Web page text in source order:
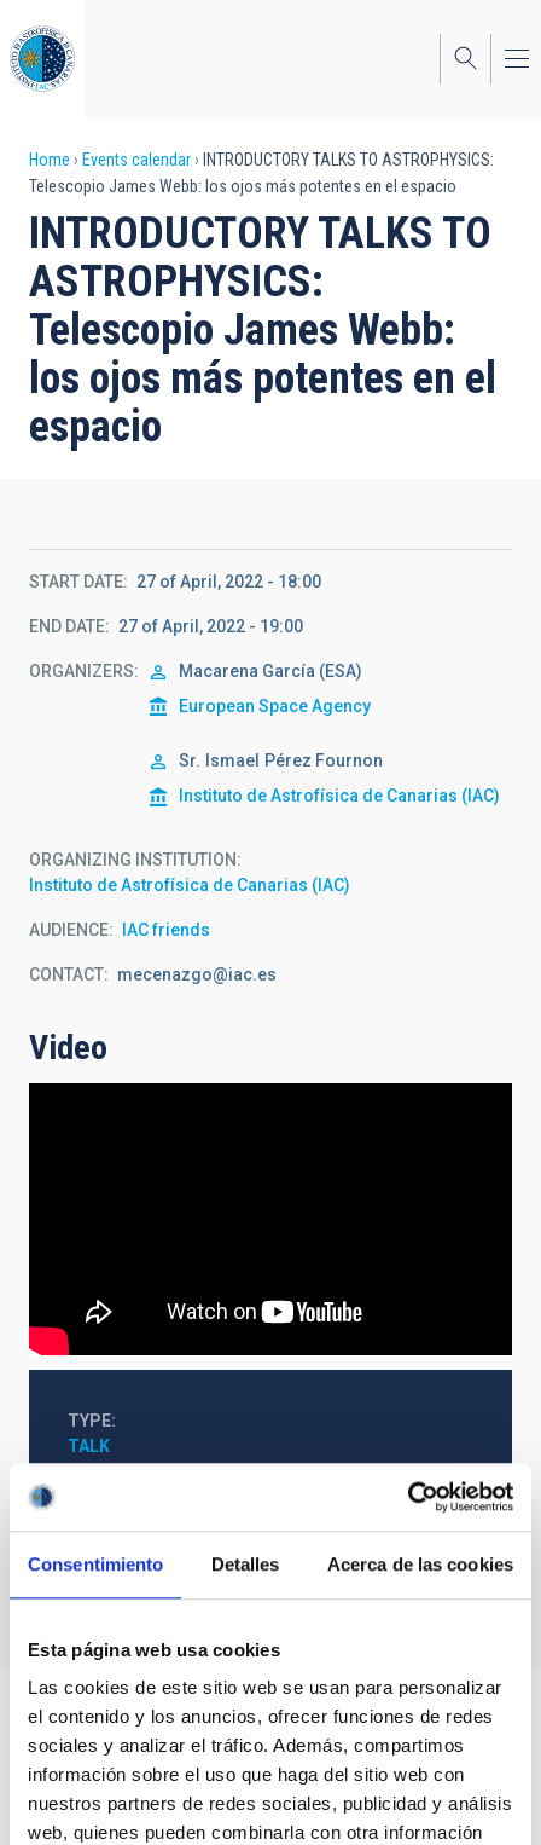
Consentimiento Detalles Acerca de las cookies
Esta página web usa cookies
Las cookies de este sitio web se usan para personalizar
el contenido y los anuncios, ofrecer funciones de redes
sociales y analizar el tráfico. Además, compartimos
información sobre el uso que haga del sitio web con
nuestros partners de redes sociales, publicidad y análisis
web, quienes pueden combinarla con otra información
to
main
content
Breadcrumb
Home Events calendar
INTRODUCTORY TALKS TO ASTROPHYSICS:
Telescopio James Webb: los ojos más potentes en el espacio
INTRODUCTORY TALKS TO
ASTROPHYSICS:
Telescopio James Webb:
los ojos más potentes en el
espacio
START DATE 27 of April, 2022 - 18:00
END DATE 27 of April, 2022 - 19:00
ORGANIZERS
Macarena García (ESA)
European Space Agency
Sr. Ismael
Pérez Fournon
Instituto de Astrofísica de Canarias (IAC)
ORGANIZING INSTITUTION
Instituto de Astrofísica de Canarias (IAC)
AUDIENCE IAC friends
CONTACT mecenazgo@iac.es
Video
TYPE
TALK
IAC friends